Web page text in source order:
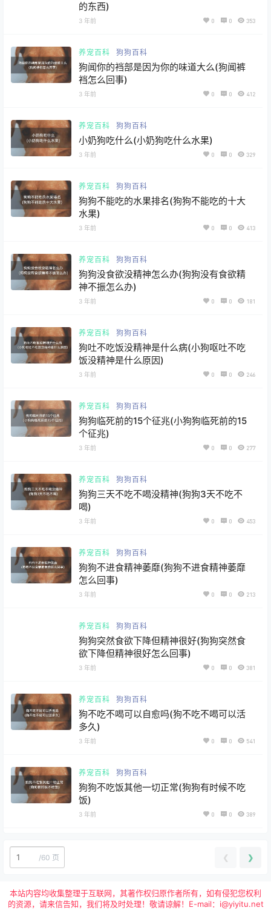
的东西)
3 年前 0 0 353
养宠百科 狗狗百科
狗闻你的裆部是因为你的味道大么(狗闻裤
裆怎么回事)
3 年前 0 0 412
养宠百科 狗狗百科
小奶狗吃什么(小奶狗吃什么水果)
3 年前 0 0 329
养宠百科 狗狗百科
狗狗不能吃的水果排名(狗狗不能吃的十大
水果)
3 年前 0 0 413
养宠百科 狗狗百科
狗狗没食欲没精神怎么办(狗狗没有食欲精
神不振怎么办)
3 年前 0 0 181
养宠百科 狗狗百科
狗吐不吃饭没精神是什么病(小狗呕吐不吃
饭没精神是什么原因)
3 年前 0 0 246
养宠百科 狗狗百科
狗狗临死前的15个征兆(小狗狗临死前的15
个征兆)
3 年前 0 0 277
养宠百科 狗狗百科
狗狗三天不吃不喝没精神(狗狗3天不吃不
喝)
3 年前 0 0 453
养宠百科 狗狗百科
狗狗不进食精神萎靡(狗狗不进食精神萎靡
怎么回事)
3 年前 0 0 213
养宠百科 狗狗百科
狗狗突然食欲下降但精神很好(狗狗突然食
欲下降但精神很好怎么回事)
3 年前 0 0 381
养宠百科 狗狗百科
狗不吃不喝可以自愈吗(狗不吃不喝可以活
多久)
3 年前 0 0 541
养宠百科 狗狗百科
狗狗不吃饭其他一切正常(狗狗有时候不吃
饭)
3 年前 0 0 389
/60 页 ❮ ❯
本站内容均收集整理于互联网，其著作权归原作者所有，如有侵犯您权利
的资源，请来信告知，我们将及时处理！敬请谅解！E-mail：i@yiyitu.net